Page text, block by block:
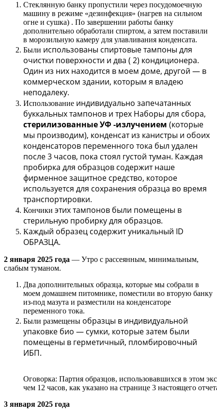
Стеклянную банку пропустили через посудомоечную
машину в режиме «дезинфекция» (нагрев на сильном
огне и сушка) . По завершении работы банку
дополнительно обработали спиртом, а затем поставили
в морозильную камеру для улавливания конденсата.
Были использованы спиртовыетампоны для
очистки поверхности и два ( 2) кондиционера.
Один из них находится в моем доме, другой — в
коммерческом здании, которым я владею
неподалеку.
Использование индивидуально запечатанных
буккальныхтампонов и трех Наборы для сбора,
стерилизованныеУФ -излучением (которые
мы производим), конденсатиз канистры и обоих
конденсаторов переменного тока был удален
после3 часов, пока стоял густой туман. Каждая
пробирка для образцов содержит наше
фирменноезащитное средство, которое
используется для сохранения образца во время
транспортировки.
Кончики этихтампонов были помещены в
стерильную пробиркудля образцов.
Каждый образец содержитуникальный ID
ОБРАЗЦА.
2 января 2025 года — Утро с рассеянным, минимальным,
слабым туманом.
Два дополнительных образца, которые мы собрали в
моем домашнем питомнике, поместили во вторую банку
из-под мазута и разместили на конденсаторе
переменного тока.
Были размещены образцы в индивидуальной
упаковке био — сумки, которыезатем были
помещены в герметичный, пломбировочный
ИБП.
Оговорка: Партия образцов, использовавшихся в этом
чем 12 часов, как указано на странице 3 настоящего
3 января 2025 года